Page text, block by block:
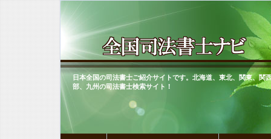
日本全国の司法書士ご紹介サイトです。北海道、東北、関東、関
部、九州の司法書士検索サイト！